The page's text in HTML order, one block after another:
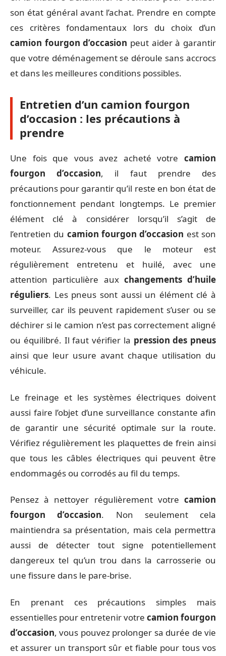
son état général avant l’achat. Prendre en compte
ces critères fondamentaux lors du choix d’un
camion fourgon d’occasion peut aider à garantir
que votre déménagement se déroule sans accrocs
et dans les meilleures conditions possibles.
Entretien d’un camion fourgon
d’occasion : les précautions à
prendre
Une fois que vous avez acheté votre camion
fourgon d’occasion, il faut prendre des
précautions pour garantir qu’il reste en bon état de
fonctionnement pendant longtemps. Le premier
élément clé à considérer lorsqu’il s’agit de
l’entretien du camion fourgon d’occasion est son
moteur. Assurez-vous que le moteur est
régulièrement entretenu et huilé, avec une
attention particulière aux changements d’huile
réguliers. Les pneus sont aussi un élément clé à
surveiller, car ils peuvent rapidement s’user ou se
déchirer si le camion n’est pas correctement aligné
ou équilibré. Il faut vérifier la pression des pneus
ainsi que leur usure avant chaque utilisation du
véhicule.
Le freinage et les systèmes électriques doivent
aussi faire l’objet d’une surveillance constante afin
de garantir une sécurité optimale sur la route.
Vérifiez régulièrement les plaquettes de frein ainsi
que tous les câbles électriques qui peuvent être
endommagés ou corrodés au fil du temps.
Pensez à nettoyer régulièrement votre camion
fourgon d’occasion. Non seulement cela
maintiendra sa présentation, mais cela permettra
aussi de détecter tout signe potentiellement
dangereux tel qu’un trou dans la carrosserie ou
une fissure dans le pare-brise.
En prenant ces précautions simples mais
essentielles pour entretenir votre camion fourgon
d’occasion, vous pouvez prolonger sa durée de vie
et assurer un transport sûr et fiable pour tous vos